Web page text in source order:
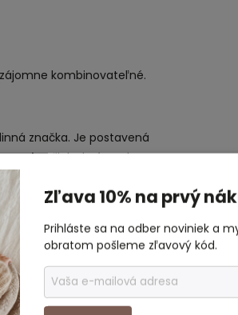
kombinovateľné.
značka. Je postavená
našich detí. Z toho
a iných ekologických
vedú ku konzumu a
a dajú sa vzájomne
nové a nové. Jedinečné
dostupné počas celého
Ako inak za všetkým
je pre ňu každodennou
Zľava 10% na prvý
Prihláste sa na odber noviniek a
obratom pošleme zľavový kód.